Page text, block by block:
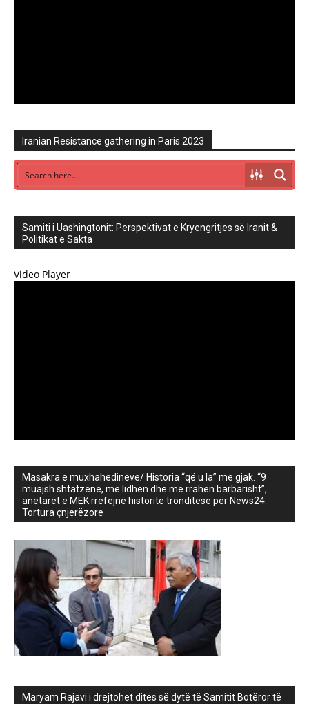
Iranian Resistance gathering in Paris 2023
Samiti i Uashingtonit: Perspektivat e Kryengritjes së Iranit &
Politikat e Sakta
Video Player
Masakra e muxhahedinëve/ Historia “që u la” me gjak. “9
muajsh shtatzënë, më lidhën dhe më rrahën barbarisht”,
anëtarët e MEK rrëfejnë historitë tronditëse për News24:
Tortura çnjerëzore
Maryam Rajavi i drejtohet ditës së dytë të Samitit Botëror të